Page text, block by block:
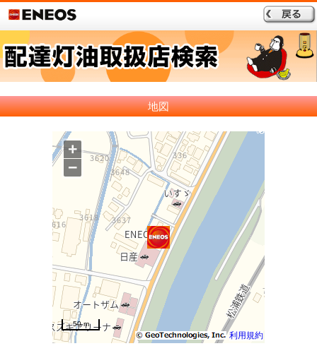
地図
利用規約
+
−
50 m